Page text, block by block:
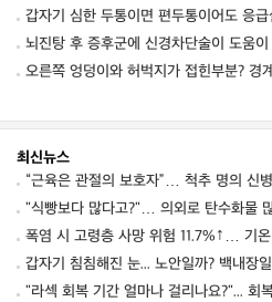
갑자기 심한 두통이면 편두통이어도 응
뇌진탕 후 증후군에 신경차단술이 도움
오른쪽 엉덩이와 허벅지가 접힌부분? 경
최신뉴스
"식빵보다 많다고?"… 의외로 탄수화물
폭염 시 고령층 사망 위험 11.7%↑… 기
갑자기 침침해진 눈... 노안일까? 백내장
"라섹 회복 기간 얼마나 걸리나요?"... 회